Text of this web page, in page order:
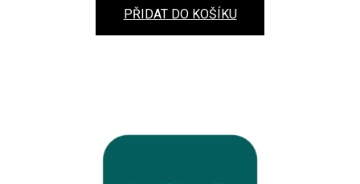
PŘIDAT DO KOŠÍKU